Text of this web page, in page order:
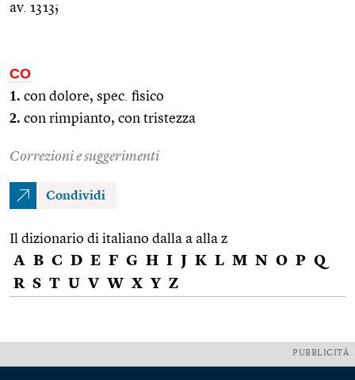
av. 1313;
CO
1. con dolore, spec. fisico
2. con rimpianto, con tristezza
Correzioni e suggerimenti
Condividi
Il dizionario di italiano dalla a alla z
A B C D E F G H I J K L M N O P Q
R S T U V W X Y Z
PUBBLICITÀ